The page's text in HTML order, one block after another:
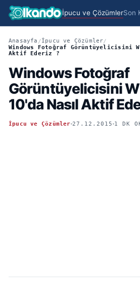
İpucu ve ÇözümlerSon
Anasayfa /İpucu ve Çözümler/
Windows Fotoğraf Görüntüyelicisini
Aktif Ederiz ?
Windows Fotoğraf
Görüntüyelicisini
10'da Nasıl Aktif
İpucu ve Çözümler 27.12.2015 1 DK